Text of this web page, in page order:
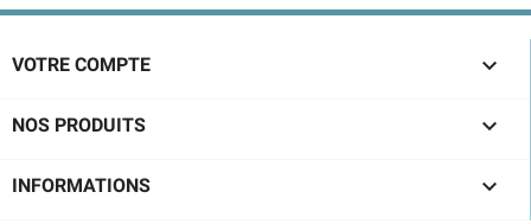
VOTRE COMPTE 
NOS PRODUITS 
INFORMATIONS 